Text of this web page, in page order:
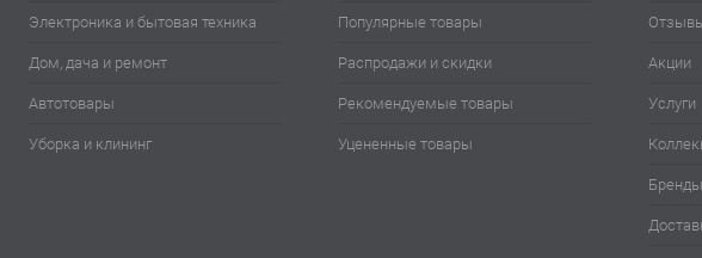
Электроника и бытовая техника
Дом, дача и ремонт
Автотовары
Уборка и клининг
Популярные товары
Распродажи и скидки
Рекомендуемые товары
Уцененные товары
Акции
Услуги
Бренды